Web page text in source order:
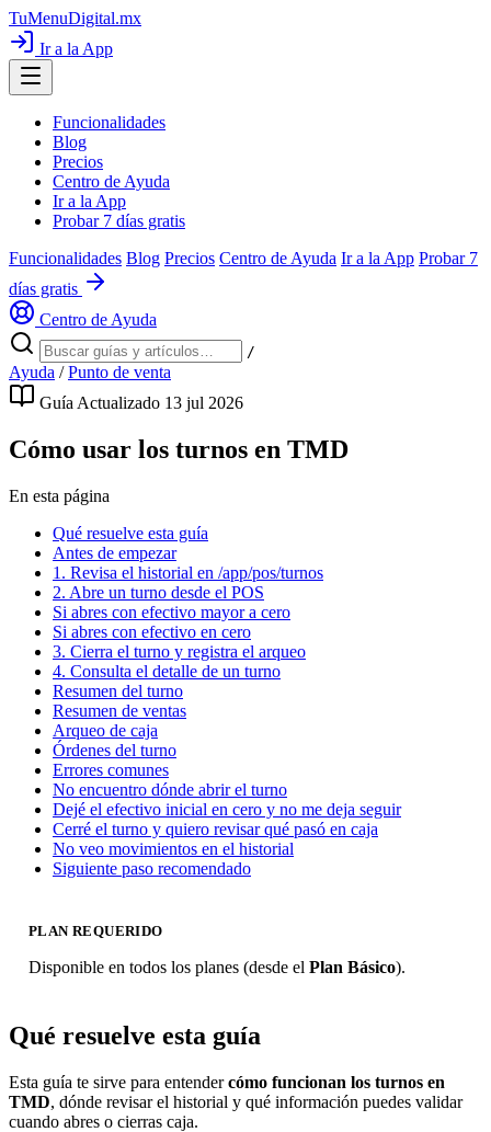
TuMenuDigital.mx
Ir a la App
Funcionalidades
Blog
Precios
Centro de Ayuda
Ir a la App
Probar 7 días gratis
Funcionalidades Blog Precios Centro de Ayuda Ir a la App Probar 7
días gratis
Centro de Ayuda
/
Ayuda / Punto de venta
Guía Actualizado 13 jul 2026
Cómo usar los turnos en TMD
En esta página
Qué resuelve esta guía
Antes de empezar
1. Revisa el historial en /app/pos/turnos
2. Abre un turno desde el POS
Si abres con efectivo mayor a cero
Si abres con efectivo en cero
3. Cierra el turno y registra el arqueo
4. Consulta el detalle de un turno
Resumen del turno
Resumen de ventas
Arqueo de caja
Órdenes del turno
Errores comunes
No encuentro dónde abrir el turno
Dejé el efectivo inicial en cero y no me deja seguir
Cerré el turno y quiero revisar qué pasó en caja
No veo movimientos en el historial
Siguiente paso recomendado
PLAN REQUERIDO
Disponible en todos los planes (desde el Plan Básico).
Qué resuelve esta guía
Esta guía te sirve para entendercómo funcionan los turnos en
TMD, dónde revisar el historial y qué información puedes validar
cuando abres o cierras caja.